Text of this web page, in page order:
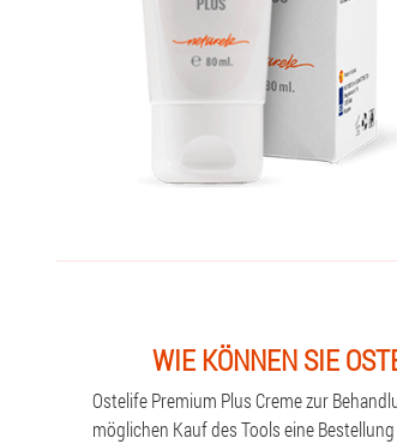
WIE KÖNNEN SIE
Ostelife Premium Plus Creme zur
möglichen Kauf des Tools eine